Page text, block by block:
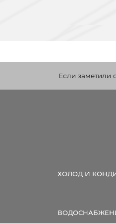
Если заметили
ХОЛОД И